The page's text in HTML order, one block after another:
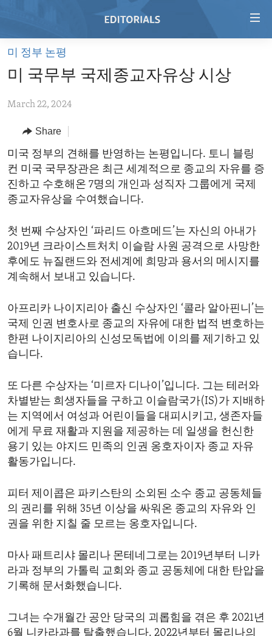
Skip
main
Skip
Navigation
Skip
to
Search
HOME
VIDEO
RADIO
REGIONS
AFRICA
AMERICAS
ASIA
MIDDLE EAST
TOPICS
HUMAN RIGHTS
SECURITY AND DEFENSE
DEMOCRACY AND GOVERNANCE
ECONOMY AND TRADE
ENVIRONMENT AND HEALTH
IDEALS AND INSTITUTIONS
ARCHIVE
ABOUT US
FOLLOW US
미 정부 논평
미 국무부 국제종교자유상 시상
March 22, 2024
Share
미국 정부의 견해를 반영하는 논평입니다. 토니 블링
컨 미국 국무장관은 최근 세계적으로 종교의 자유를 증
진하고 수호해온 7명의 개인과 성직자 그룹에게 국제
종교자유상을 수여했습니다.
첫 번째 수상자인 ‘파리드 아흐메드’는 자신의 아내가
2019년 크라이스트처치 이슬람 사원 공격으로 사망한
후에도 뉴질랜드와 전세계에 희망과 용서의 메시지를
계속해서 보내고 있습니다.
아프리카 나이지리아 출신 수상자인 ‘콜라 알아핀니’는
국제 인권 변호사로 종교의 자유에 대한 법적 변호하는
한편 나이지리아의 신성모독법에 이의를 제기하고 있
습니다.
또 다른 수상자는 ‘미르자 디나이’입니다. 그는 테러와
차별받는 희생자들을 구하고 이슬람국가(IS)가 지배하
는 지역에서 여성과 어린이들을 대피시키고, 생존자들
에게 무료 재활과 지원을 제공하는 데 일생을 헌신한
용기 있는 야지드 민족의 인권 옹호자이자 종교 자유
활동가입니다.
피터 제이콥은 파키스탄의 소외된 소수 종교 공동체들
의 권리를 위해 35년 이상을 싸워온 종교의 자유와 인
권을 위한 지칠 줄 모르는 옹호자입니다.
마사 패트리샤 몰리나 몬테네그로는 2019년부터 니카
라과 정부의 가톨릭 교회와 종교 공동체에 대한 탄압을
기록해 문서화했습니다.
그녀는 수개월간 공안 당국의 괴롭힘을 겪은 후 2021년
6월 니카라과를 탈출했습니다. 2022년부터 몰리나의